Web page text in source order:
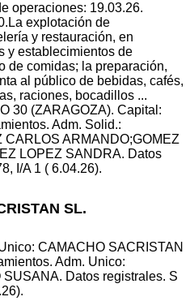
operaciones: 19.03.26.
explotación de
y restauración, en
y establecimientos de
de comidas; la preparación,
al público de bebidas, cafés,
raciones, bocadillos ...
30 (ZARAGOZA). Capital:
Adm. Solid.:
ARMANDO;GOMEZ
LOPEZ SANDRA. Datos
I/A 1 ( 6.04.26).
SL.
CAMACHO SACRISTAN
Adm. Unico:
Datos registrales. S